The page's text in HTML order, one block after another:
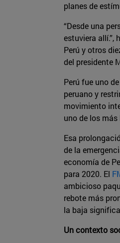
planes de
“Desde una
estuviera allí.”,
Perú y otros
del presidente
Perú fue uno
peruano y
movimiento
uno de los
Esa
de la
economía de
para 2020. El
ambicioso
rebote más
la baja
Un contexto